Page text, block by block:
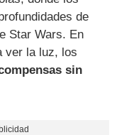
de
Star Wars. En
ver la luz, los
sin